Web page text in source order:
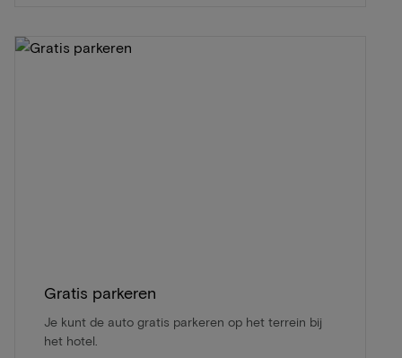
Gratis parkeren
Je kunt de auto gratis parkeren op het terrein bij
het hotel.